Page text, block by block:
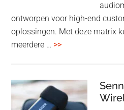
ontworpen voor high-end
oplossingen. Met deze matrix
meerdere … >>overMcIntosh
audiomatrix
voor